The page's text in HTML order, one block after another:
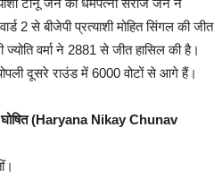
2 से बीजेपी प्रत्याशी मोहित सिंगल की जीत
ज्योति वर्मा ने 2881 से जीत हासिल की है।
दूसरे राउंड में 6000 वोटों से आगे हैं।
घोषित (Haryana Nikay Chunav